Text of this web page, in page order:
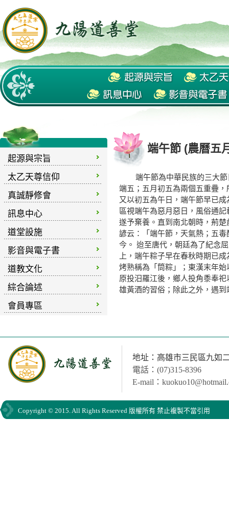
起源與宗旨
太乙天尊信仰
真誠靜修會
訊息中心
道堂設施
影音與電子書
道教文化
綜合論述
會員專區
端午節 (農曆五
端午節為中華民族的三大節
端五；五月初五為兩個五重疊
又以初五為午日，端午節早已
區視端午為惡月惡日，風俗通
遂予棄養。直到南北朝時，荊
諺云：「端午節，天氣熱；五
今。 迨至唐代，朝廷為了紀念
上，端午粽子早在春秋時期已
烤熟稱為「筒粽」；東漢末年
原投汨羅江後，鄉人投角黍奉
雄黃酒的習俗；除此之外，遇
地址：高雄市三民區九如
電話：(07)315-8396
E-mail：
Copyright © 2015. All Rights Reserved 版權所有 禁止複製不當引用